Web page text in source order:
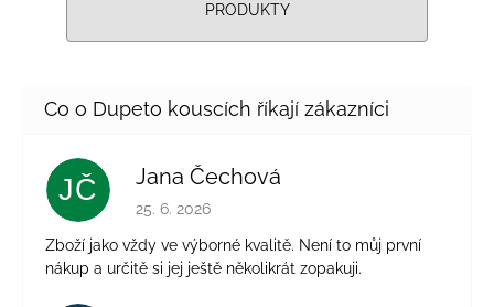
PRODUKTY
JČ Jana Čechová
Hodnocení obchodu je 5 z 5 hvězdiček.
25. 6. 2026
Zboží jako vždy ve výborné kvalitě. Není to můj první
nákup a určitě si jej ještě několikrát zopakuji.